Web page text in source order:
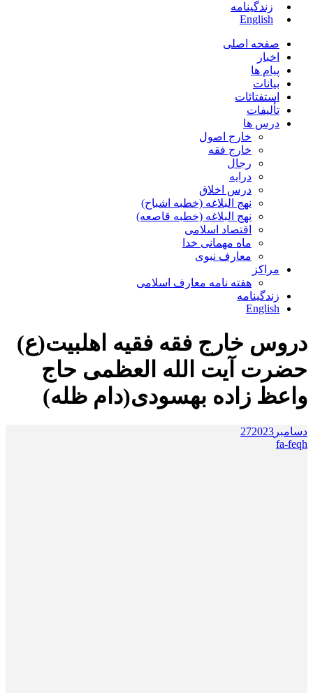
زندگینامه
English
صفحه اصلی
اخبار
پیام ها
بیانات
استفتائات
تألیفات
درس ها
خارج اصول
خارج فقه
رجال
درایه
درس اخلاق
نهج البلاغه (خطبه اشباح)
نهج البلاغه (خطبه قاصعه)
اقتصاد اسلامی
ماه مهمانی خدا
معارف نبوی
مراکز
هفته نامه معارف اسلامی
زندگینامه
English
دروس خارج فقه فقیه اهلبیت(ع)
حضرت آیت الله العظمی حاج
واعظ زاده بهسودی(دام ظله)
دسامبر 272023
fa-feqh